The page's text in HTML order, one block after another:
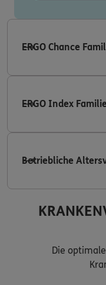
ERGO Chance
ERGO Index Familie
Betriebliche
Die